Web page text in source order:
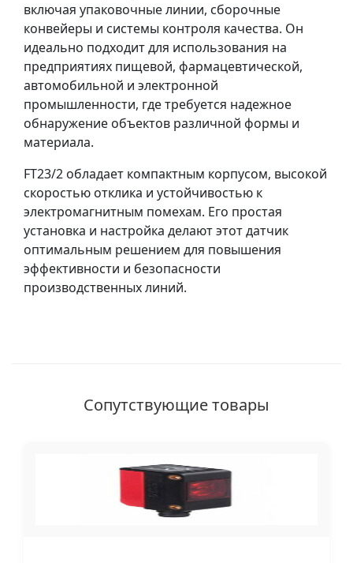
включая упаковочные линии, сборочные
конвейеры и системы контроля качества. Он
идеально подходит для использования на
предприятиях пищевой, фармацевтической,
автомобильной и электронной
промышленности, где требуется надежное
обнаружение объектов различной формы и
материала.
FT23/2 обладает компактным корпусом, высокой
скоростью отклика и устойчивостью к
электромагнитным помехам. Его простая
установка и настройка делают этот датчик
оптимальным решением для повышения
эффективности и безопасности
производственных линий.
Сопутствующие товары